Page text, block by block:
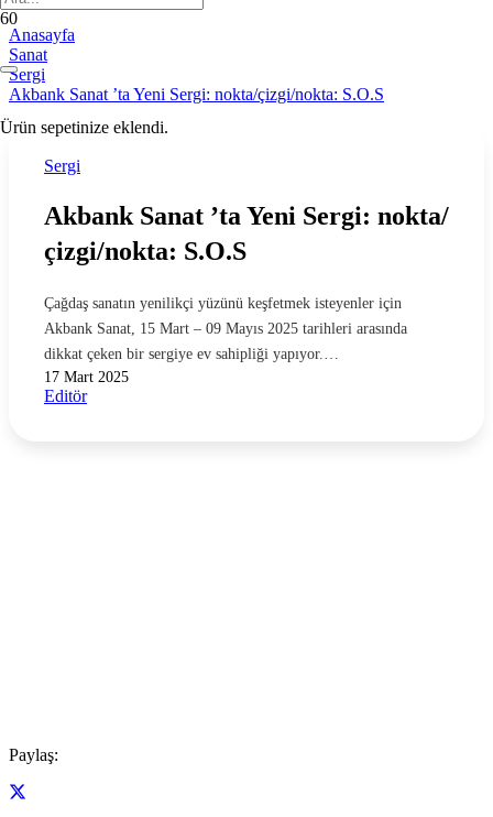
Ürün sepetinize eklendi.
Anasayfa
Sanat
Sergi
Akbank Sanat ’ta Yeni Sergi: nokta/çizgi/nokta: S.O.S
Sergi
Akbank Sanat ’ta Yeni Sergi: nokta/
çizgi/nokta: S.O.S
Çağdaş sanatın yenilikçi yüzünü keşfetmek isteyenler için
Akbank Sanat, 15 Mart – 09 Mayıs 2025 tarihleri arasında
dikkat çeken bir sergiye ev sahipliği yapıyor.…
17 Mart 2025
Editör
Paylaş: